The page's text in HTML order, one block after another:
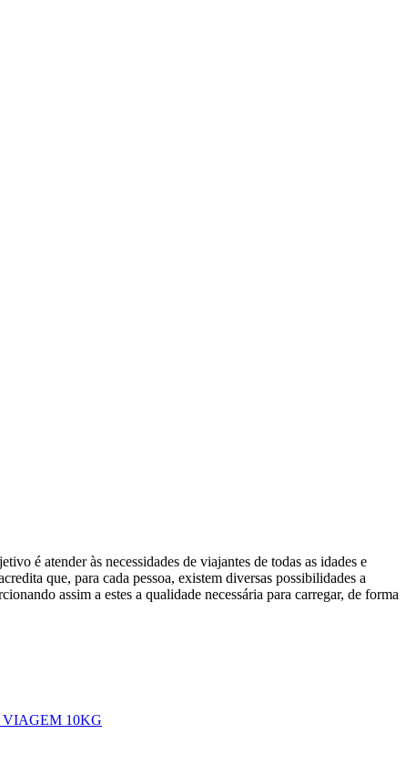
é atender às necessidades de viajantes de todas as idades e
que, para cada pessoa, existem diversas possibilidades a
assim a estes a qualidade necessária para carregar, de forma
10KG